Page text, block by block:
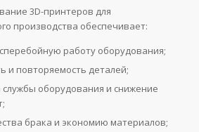
3D-принтеров для
производства обеспечивает:
работу оборудования;
и повторяемость деталей;
оборудования и снижение
брака и экономию материалов;